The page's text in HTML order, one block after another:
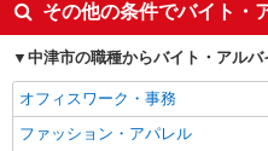
その他の条件でバイト・
中津市の職種からバイト・アル
オフィスワーク・事務
ファッション・アパレル